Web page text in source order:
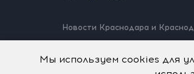
Новости Краснодара и
Нашли ошибку? Выделите и
Мы используем cookies для